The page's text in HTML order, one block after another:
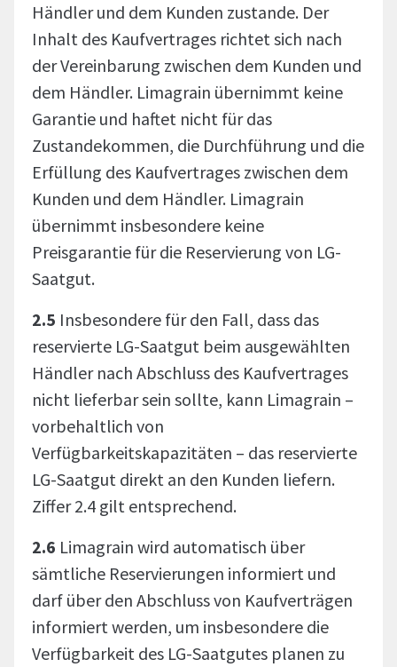
Händler und dem Kunden zustande. Der
Inhalt des Kaufvertrages richtet sich nach
der Vereinbarung zwischen dem Kunden und
dem Händler. Limagrain übernimmt keine
Garantie und haftet nicht für das
Zustandekommen, die Durchführung und die
Erfüllung des Kaufvertrages zwischen dem
Kunden und dem Händler. Limagrain
übernimmt insbesondere keine
Preisgarantie für die Reservierung von LG-
Saatgut.
2.5 Insbesondere für den Fall, dass das
reservierte LG-Saatgut beim ausgewählten
Händler nach Abschluss des Kaufvertrages
nicht lieferbar sein sollte, kann Limagrain –
vorbehaltlich von
Verfügbarkeitskapazitäten – das reservierte
LG-Saatgut direkt an den Kunden liefern.
Ziffer 2.4 gilt entsprechend.
2.6 Limagrain wird automatisch über
sämtliche Reservierungen informiert und
darf über den Abschluss von Kaufverträgen
informiert werden, um insbesondere die
Verfügbarkeit des LG-Saatgutes planen zu